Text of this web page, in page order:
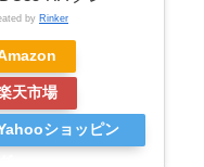
by Rinker
天市場
ショッピン